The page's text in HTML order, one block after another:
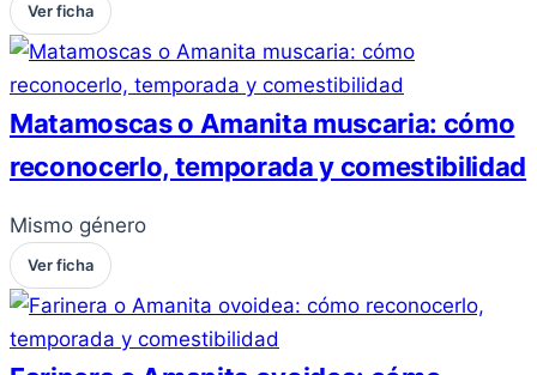
Ver ficha
Matamoscas o Amanita muscaria: cómo
reconocerlo, temporada y comestibilidad
Mismo género
Ver ficha